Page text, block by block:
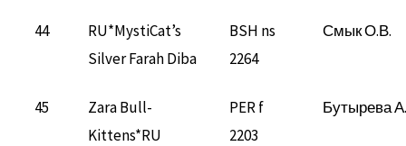
44
RU*MystiCat’s
Silver Farah Diba
BSH ns
2264
Смык О.В.
45
Zara Bull-
Kittens*RU
PER f
2203
Бутырева А.